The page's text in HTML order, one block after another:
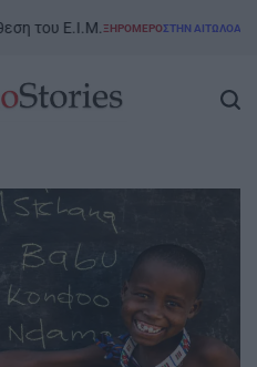
Ε.Ι.Μ.POSTED
ΞΗΡΟΜΕΡΟΣΤΗΝ ΑΙΤΩΛΟΑΚΑΡΝΑΝΊΑ